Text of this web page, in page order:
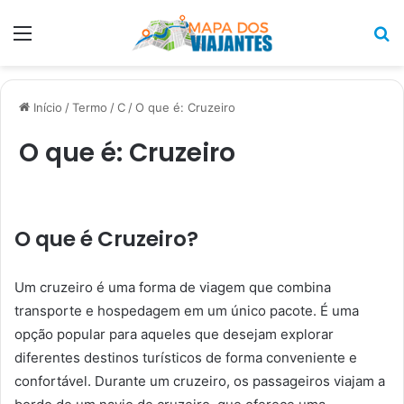
Menu
Início /Termo /C /O que é: Cruzeiro
O que é: Cruzeiro
O que é Cruzeiro?
Um cruzeiro é uma forma de viagem que combina
transporte e hospedagem em um único pacote. É uma
opção popular para aqueles que desejam explorar
diferentes destinos turísticos de forma conveniente e
confortável. Durante um cruzeiro, os passageiros viajam a